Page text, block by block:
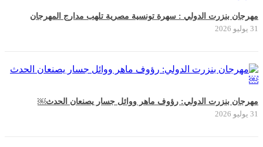
مهرجان بنزرت الدولي : سهرة تونسية مصرية تلهب مدارج المهرجان
31 يوليو 2026
مهرجان بنزرت الدولي: رؤوف ماهر ووائل جسار يصنعان الحدث￼
31 يوليو 2026